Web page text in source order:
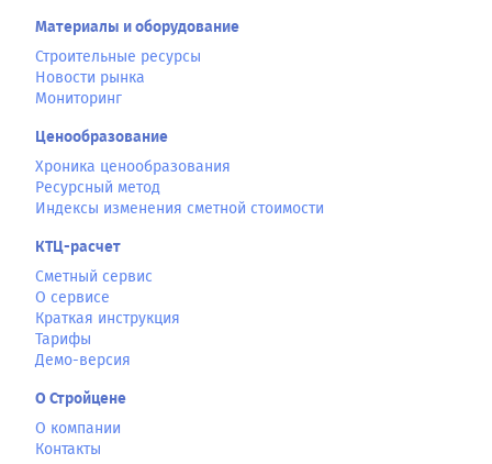
Материалы и оборудование
Строительные ресурсы
Новости рынка
Мониторинг
Ценообразование
Хроника ценообразования
Ресурсный метод
Индексы изменения сметной стоимости
КТЦ-расчет
Сметный сервис
О сервисе
Краткая инструкция
Тарифы
Демо-версия
О Стройцене
О компании
Контакты